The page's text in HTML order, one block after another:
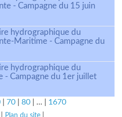
- Campagne du 15 juin
hydrographique du
Maritime - Campagne du
hydrographique du
- Campagne du 1er juillet
70 80 ... 1670
Plan du site|